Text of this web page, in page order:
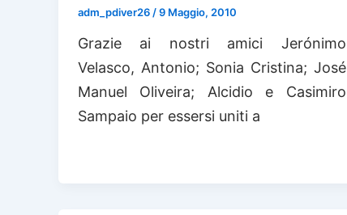
adm_pdiver26 /9 Maggio, 2010
Grazie ai nostri amici Jerónimo
Velasco, Antonio; Sonia Cristina; José
Manuel Oliveira; Alcidio e Casimiro
Sampaio per essersi uniti a